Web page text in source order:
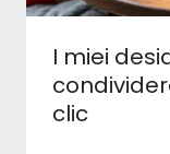
I miei
clic